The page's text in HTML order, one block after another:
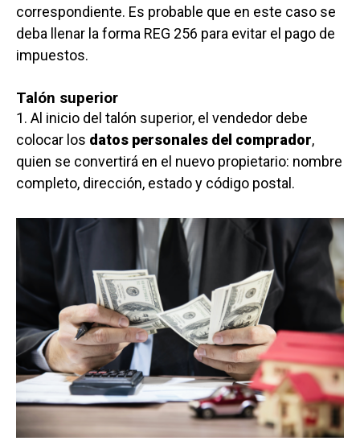
correspondiente. Es probable que en este caso se
deba llenar la forma REG 256 para evitar el pago de
impuestos.
Talón superior
1. Al inicio del talón superior, el vendedor debe
colocar los datos personales del comprador,
quien se convertirá en el nuevo propietario: nombre
completo, dirección, estado y código postal.